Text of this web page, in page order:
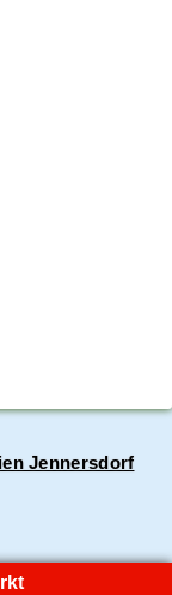
Jennersdorf